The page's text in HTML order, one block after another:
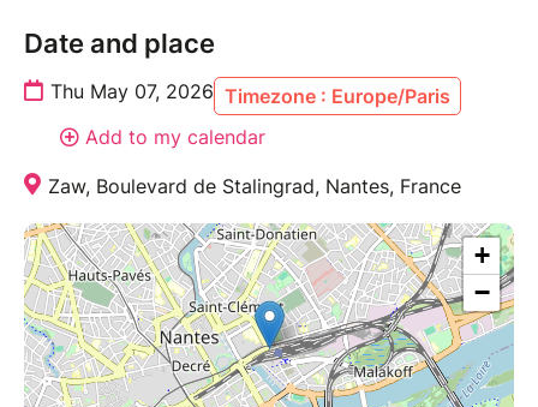
Date and place
Thu May 07, 2026 Timezone : Europe/Paris
Add to my calendar
Zaw, Boulevard de Stalingrad, Nantes, France
+
−